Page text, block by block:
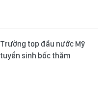
Trường top đầu nước Mỹ
tuyển sinh bốc thăm